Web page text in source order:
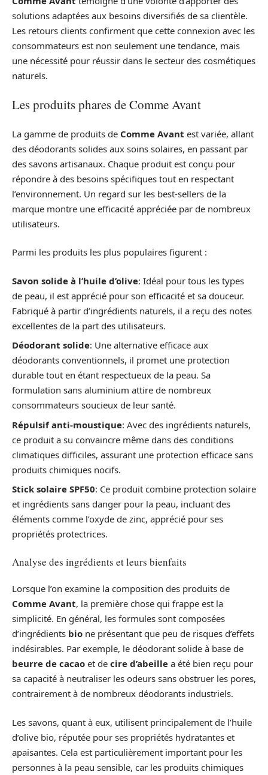
solutions adaptées aux besoins diversifiés de sa clientèle.
Les retours clients confirment que cette connexion avec les
consommateurs est non seulement une tendance, mais
une nécessité pour réussir dans le secteur des cosmétiques
naturels.
Les produits phares de Comme Avant
La gamme de produits de Comme Avant est variée, allant
des déodorants solides aux soins solaires, en passant par
des savons artisanaux. Chaque produit est conçu pour
répondre à des besoins spécifiques tout en respectant
l’environnement. Un regard sur les best-sellers de la
marque montre une efficacité appréciée par de nombreux
utilisateurs.
Parmi les produits les plus populaires figurent :
Savon solide à l’huile d’olive: Idéal pour tous les types
de peau, il est apprécié pour son efficacité et sa douceur.
Fabriqué à partir d’ingrédients naturels, il a reçu des notes
excellentes de la part des utilisateurs.
Déodorant solide: Une alternative efficace aux
déodorants conventionnels, il promet une protection
durable tout en étant respectueux de la peau. Sa
formulation sans aluminium attire de nombreux
consommateurs soucieux de leur santé.
Répulsif anti-moustique: Avec des ingrédients naturels,
ce produit a su convaincre même dans des conditions
climatiques difficiles, assurant une protection efficace sans
produits chimiques nocifs.
Stick solaire SPF50: Ce produit combine protection solaire
et ingrédients sans danger pour la peau, incluant des
éléments comme l’oxyde de zinc, apprécié pour ses
propriétés protectrices.
Analyse des ingrédients et leurs bienfaits
Lorsque l’on examine la composition des produits de
Comme Avant, la première chose qui frappe est la
simplicité. En général, les formules sont composées
d’ingrédients bio ne présentant que peu de risques d’effets
indésirables. Par exemple, le déodorant solide à base de
beurre de cacao et de cire d’abeille a été bien reçu pour
sa capacité à neutraliser les odeurs sans obstruer les pores,
contrairement à de nombreux déodorants industriels.
Les savons, quant à eux, utilisent principalement de l’huile
d’olive bio, réputée pour ses propriétés hydratantes et
apaisantes. Cela est particulièrement important pour les
personnes à la peau sensible, car les produits chimiques